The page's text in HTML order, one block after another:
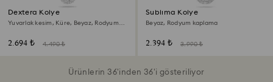
Dextera Kolye
Yuvarlak kesim, Küre, Beyaz, Rodyum
2.694 ₺ 4.490 ₺
Sublima Kolye
Beyaz, Rodyum kaplama
2.394 ₺ 3.990 ₺
Ürünlerin 36'inden 36'i gösteriliyor